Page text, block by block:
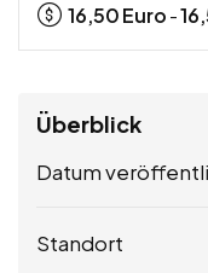
16,50Euro -
Überblick
Datum
Standort